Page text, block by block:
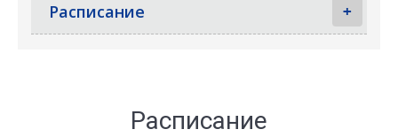
+
Расписание
Расписание